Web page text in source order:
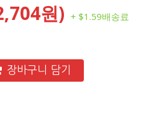
원) + $1.59배송료
장바구니 담기